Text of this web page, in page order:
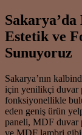
Estetik ve
Sunuyoruz
Sakarya’nın
için yenilikçi duvar
fonksiyonellikle
eden geniş ürün
paneli, MDF duvar
ve MDF lambri gibi